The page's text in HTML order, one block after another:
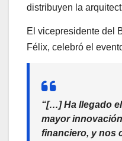
distribuyen la
El vicepresidente del
Félix, celebró el
“[…] Ha llegado
mayor
financiero, y nos